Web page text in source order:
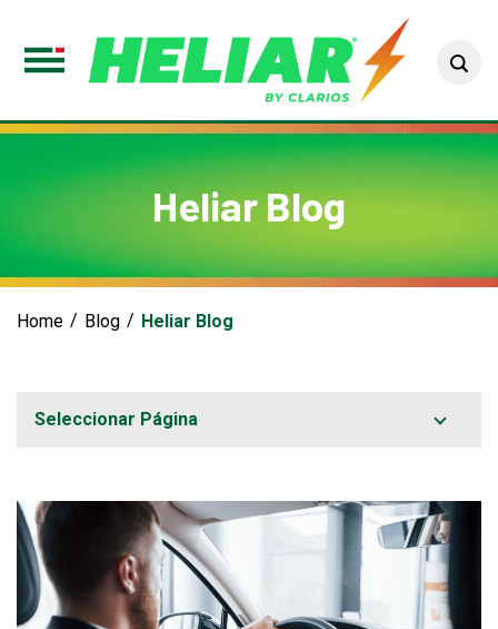
Toggle
Heliar Blog
Home Blog Heliar Blog
Seleccionar Página